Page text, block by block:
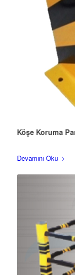
Köşe Koruma
Devamını Oku